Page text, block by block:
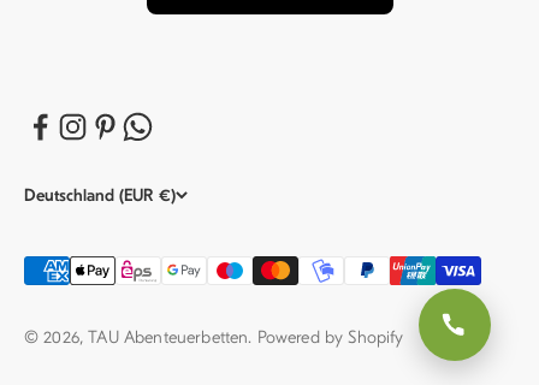
Deutschland (EUR €)
© 2026, TAU Abenteuerbetten. Powered by Shopify